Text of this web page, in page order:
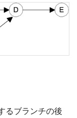
るブランチの後